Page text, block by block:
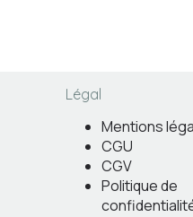
Légal
Mentions
CGU
CGV
Politique de